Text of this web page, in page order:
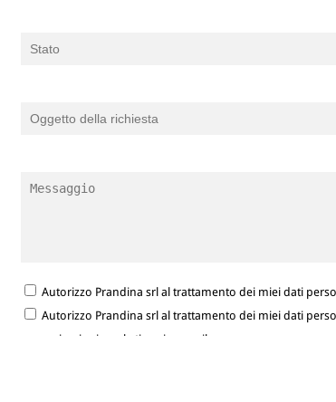
Autorizzo Prandina srl al trattamento dei miei dati
Autorizzo Prandina srl al trattamento dei miei dati
comunicazioni marketing via e-mail.